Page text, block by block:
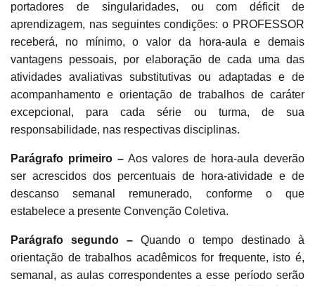
portadores de singularidades, ou com déficit de
aprendizagem, nas seguintes condições: o PROFESSOR
receberá, no mínimo, o valor da hora-aula e demais
vantagens pessoais, por elaboração de cada uma das
atividades avaliativas substitutivas ou adaptadas e de
acompanhamento e orientação de trabalhos de caráter
excepcional, para cada série ou turma, de sua
responsabilidade, nas respectivas disciplinas.
Parágrafo primeiro –Aos valores de hora-aula deverão
ser acrescidos dos percentuais de hora-atividade e de
descanso semanal remunerado, conforme o que
estabelece a presente Convenção Coletiva.
Parágrafo segundo – Quando o tempo destinado à
orientação de trabalhos acadêmicos for frequente, isto é,
semanal, as aulas correspondentes a esse período serão